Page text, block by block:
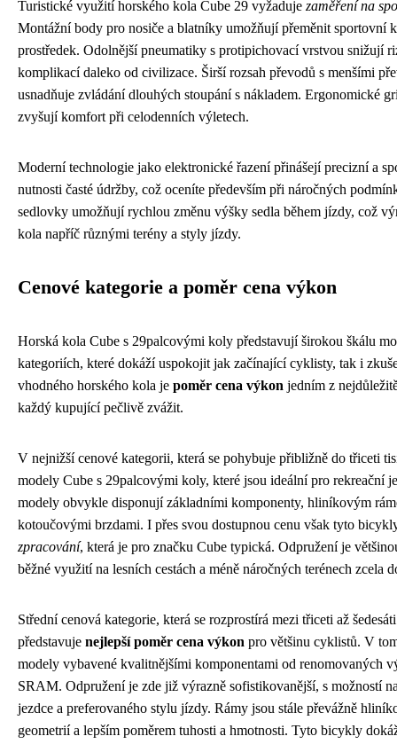
Turistické využití horského kola Cube 29 vyžaduje zaměření na
Montážní body pro nosiče a blatníky umožňují přeměnit sportovní
prostředek. Odolnější pneumatiky s protipichovací vrstvou snižují
komplikací daleko od civilizace. Širší rozsah převodů s menšími
usnadňuje zvládání dlouhých stoupání s nákladem. Ergonomické
zvyšují komfort při celodenních výletech.
Moderní technologie jako elektronické řazení přinášejí precizní a
nutnosti časté údržby, což oceníte především při náročných
sedlovky umožňují rychlou změnu výšky sedla během jízdy, což
kola napříč různými terény a styly jízdy.
Cenové kategorie a poměr cena výkon
Horská kola Cube s 29palcovými koly představují širokou škálu
kategoriích, které dokáží uspokojit jak začínající cyklisty, tak i
vhodného horského kola je poměr cena výkon jedním z
každý kupující pečlivě zvážit.
V nejnižší cenové kategorii, která se pohybuje přibližně do třiceti
modely Cube s 29palcovými koly, které jsou ideální pro rekreační
modely obvykle disponují základními komponenty, hliníkovým
kotoučovými brzdami. I přes svou dostupnou cenu však tyto
zpracování, která je pro značku Cube typická. Odpružení je
běžné využití na lesních cestách a méně náročných terénech zcela
Střední cenová kategorie, která se rozprostírá mezi třiceti až
představuje nejlepší poměr cena výkon pro většinu cyklistů. V
modely vybavené kvalitnějšími komponentami od renomovaných
SRAM. Odpružení je zde již výrazně sofistikovanější, s možností
jezdce a preferovaného stylu jízdy. Rámy jsou stále převážně
geometrií a lepším poměrem tuhosti a hmotnosti. Tyto bicykly